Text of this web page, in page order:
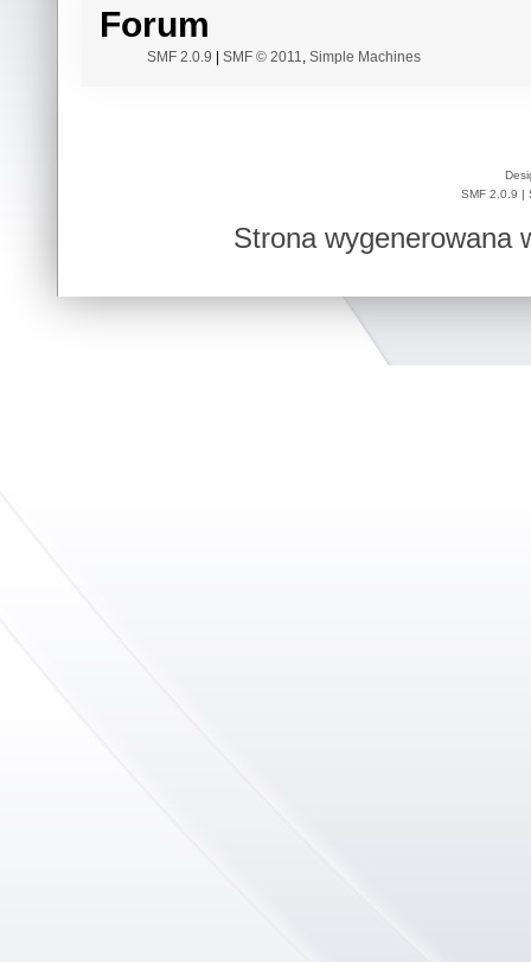
Forum
SMF 2.0.9 SMF © 2011, Simple Machines
SMF 2.0.9 |
Strona wygenerowana